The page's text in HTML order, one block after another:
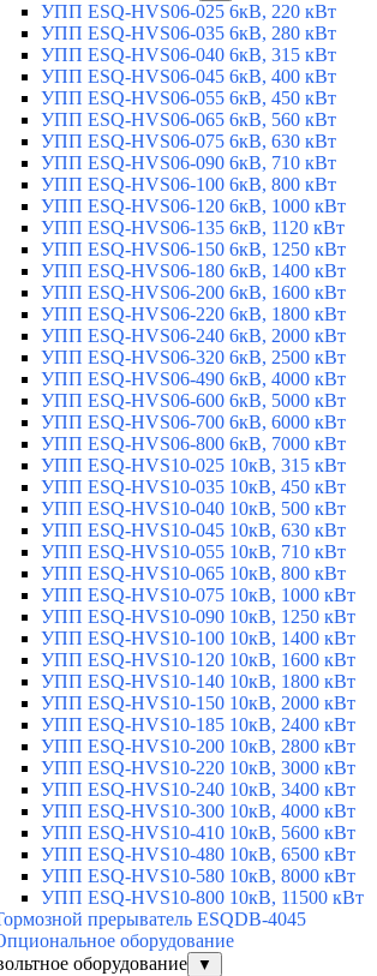
УПП ESQ-HVS06-025 6кВ, 220 кВт
УПП ESQ-HVS06-035 6кВ, 280 кВт
УПП ESQ-HVS06-040 6кВ, 315 кВт
УПП ESQ-HVS06-045 6кВ, 400 кВт
УПП ESQ-HVS06-055 6кВ, 450 кВт
УПП ESQ-HVS06-065 6кВ, 560 кВт
УПП ESQ-HVS06-075 6кВ, 630 кВт
УПП ESQ-HVS06-090 6кВ, 710 кВт
УПП ESQ-HVS06-100 6кВ, 800 кВт
УПП ESQ-HVS06-120 6кВ, 1000 кВт
УПП ESQ-HVS06-135 6кВ, 1120 кВт
УПП ESQ-HVS06-150 6кВ, 1250 кВт
УПП ESQ-HVS06-180 6кВ, 1400 кВт
УПП ESQ-HVS06-200 6кВ, 1600 кВт
УПП ESQ-HVS06-220 6кВ, 1800 кВт
УПП ESQ-HVS06-240 6кВ, 2000 кВт
УПП ESQ-HVS06-320 6кВ, 2500 кВт
УПП ESQ-HVS06-490 6кВ, 4000 кВт
УПП ESQ-HVS06-600 6кВ, 5000 кВт
УПП ESQ-HVS06-700 6кВ, 6000 кВт
УПП ESQ-HVS06-800 6кВ, 7000 кВт
УПП ESQ-HVS10-025 10кВ, 315 кВт
УПП ESQ-HVS10-035 10кВ, 450 кВт
УПП ESQ-HVS10-040 10кВ, 500 кВт
УПП ESQ-HVS10-045 10кВ, 630 кВт
УПП ESQ-HVS10-055 10кВ, 710 кВт
УПП ESQ-HVS10-065 10кВ, 800 кВт
УПП ESQ-HVS10-075 10кВ, 1000 кВт
УПП ESQ-HVS10-090 10кВ, 1250 кВт
УПП ESQ-HVS10-100 10кВ, 1400 кВт
УПП ESQ-HVS10-120 10кВ, 1600 кВт
УПП ESQ-HVS10-140 10кВ, 1800 кВт
УПП ESQ-HVS10-150 10кВ, 2000 кВт
УПП ESQ-HVS10-185 10кВ, 2400 кВт
УПП ESQ-HVS10-200 10кВ, 2800 кВт
УПП ESQ-HVS10-220 10кВ, 3000 кВт
УПП ESQ-HVS10-240 10кВ, 3400 кВт
УПП ESQ-HVS10-300 10кВ, 4000 кВт
УПП ESQ-HVS10-410 10кВ, 5600 кВт
УПП ESQ-HVS10-480 10кВ, 6500 кВт
УПП ESQ-HVS10-580 10кВ, 8000 кВт
УПП ESQ-HVS10-800 10кВ, 11500 кВт
прерыватель ESQDB-4045
оборудование
оборудование
▼